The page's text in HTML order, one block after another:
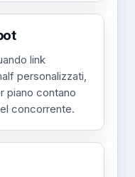
link
personalizzati,
piano contano
concorrente.